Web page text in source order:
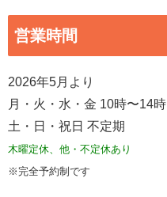
営業時間
2026年5月より
月・火・水・金 10時〜14時
土・日・祝日 不定期
木曜定休、他・不定休あり
※完全予約制です